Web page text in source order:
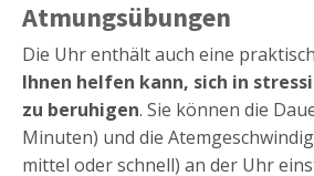
Atmungsübungen
Die Uhr enthält auch eine
Ihnen helfen kann, sich in
zu beruhigen. Sie können die
Minuten) und die
mittel oder schnell) an der Uhr